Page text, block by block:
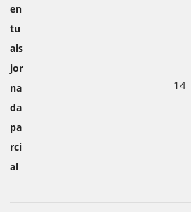
en
tu
als
jor
na
da
pa
rci
al
14